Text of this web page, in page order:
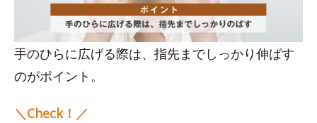
手のひらに広げる際は、指先までしっかり伸ばす
のがポイント。
＼Check！／